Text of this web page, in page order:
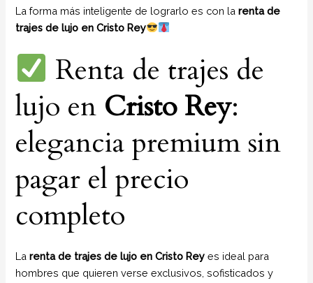
La forma más inteligente de lograrlo es con larenta de
trajes de lujo en Cristo Rey
Renta de trajes de
lujo en Cristo Rey:
elegancia premium sin
pagar el precio
completo
Larenta de trajes de lujo en Cristo Reyes ideal para
hombres que quieren verse exclusivos, sofisticados y